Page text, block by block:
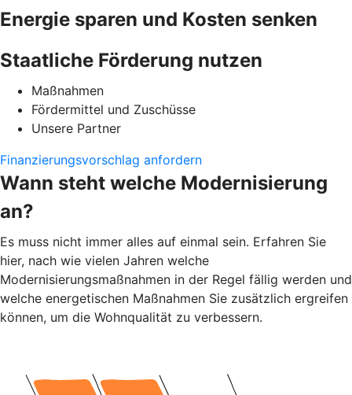
Energie sparen und Kosten senken
Staatliche Förderung nutzen
Maßnahmen
Fördermittel und Zuschüsse
Unsere Partner
Finanzierungsvorschlag anfordern
Wann steht welche Modernisierung
an?
Es muss nicht immer alles auf einmal sein. Erfahren Sie
hier, nach wie vielen Jahren welche
Modernisierungsmaßnahmen in der Regel fällig werden und
welche energetischen Maßnahmen Sie zusätzlich ergreifen
können, um die Wohnqualität zu verbessern.